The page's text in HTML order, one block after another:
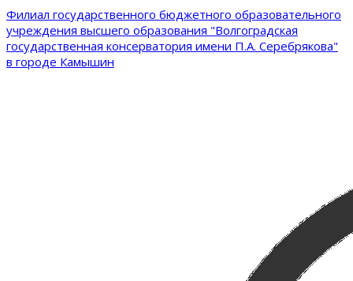
Филиал государственного бюджетного образовательного
учреждения высшего образования "Волгоградская
государственная консерватория имени П.А. Серебрякова"
в городе Камышин